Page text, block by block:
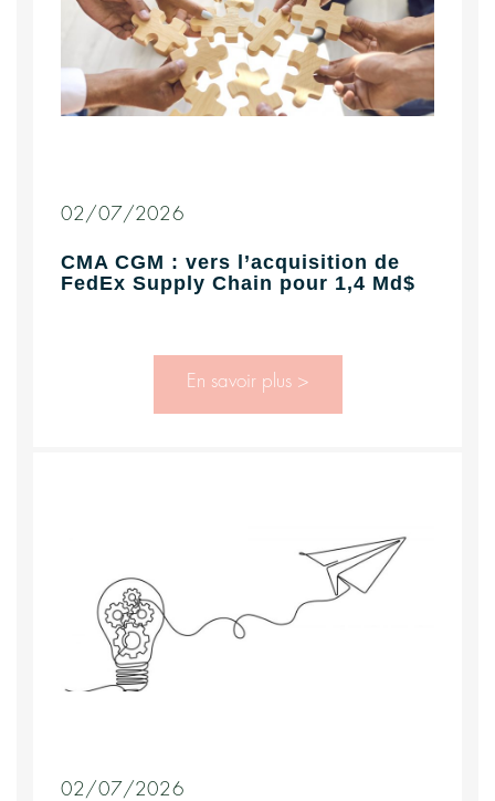
02/07/2026
CMA CGM : vers l’acquisition de
FedEx Supply Chain pour 1,4 Md$
En savoir plus >
02/07/2026